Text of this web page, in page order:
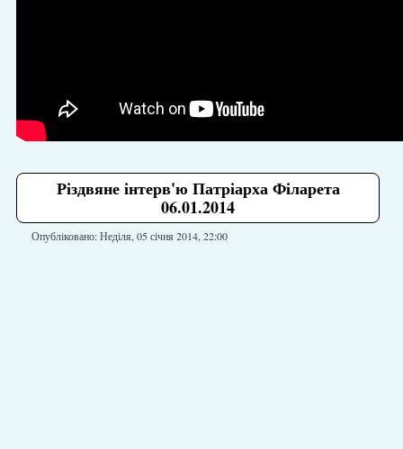
Різдвяне інтерв'ю Патріарха Філарета
06.01.2014
Опубліковано: Неділя, 05 січня 2014, 22:00